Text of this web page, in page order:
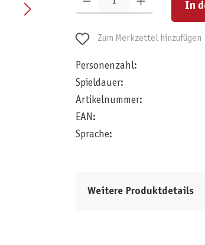
In
Zum Merkzettel hinzufügen
Personenzahl:
Spieldauer:
Artikelnummer:
EAN:
Sprache:
Weitere Produktdetails